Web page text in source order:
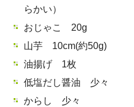
らかい）
おじゃこ 20g
山芋 10cm(約50g)
油揚げ 1枚
低塩だし醤油 少々
からし 少々